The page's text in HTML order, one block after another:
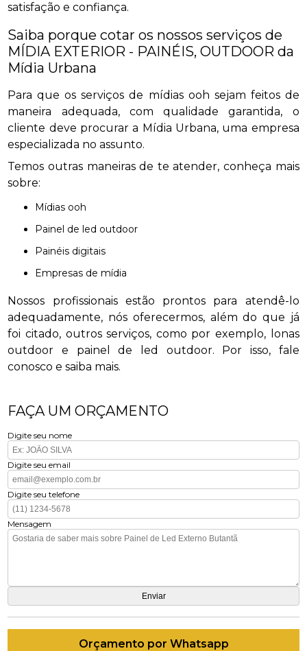
satisfação e confiança.
Saiba porque cotar os nossos serviços de
MÍDIA EXTERIOR - PAINÉIS, OUTDOOR da
Mídia Urbana
Para que os serviços de mídias ooh sejam feitos de
maneira adequada, com qualidade garantida, o
cliente deve procurar a Mídia Urbana, uma empresa
especializada no assunto.
Temos outras maneiras de te atender, conheça mais
sobre:
mídias ooh
painel de led outdoor
painéis digitais
empresas de mídia
Nossos profissionais estão prontos para atendê-lo
adequadamente, nós oferecermos, além do que já
foi citado, outros serviços, como por exemplo, lonas
outdoor e painel de led outdoor. Por isso, fale
conosco e saiba mais.
FAÇA UM ORÇAMENTO
Digite seu nome
Digite seu email
Digite seu telefone
Mensagem
Orçamento por Whatsapp